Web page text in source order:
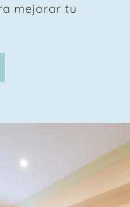
mejorar tu